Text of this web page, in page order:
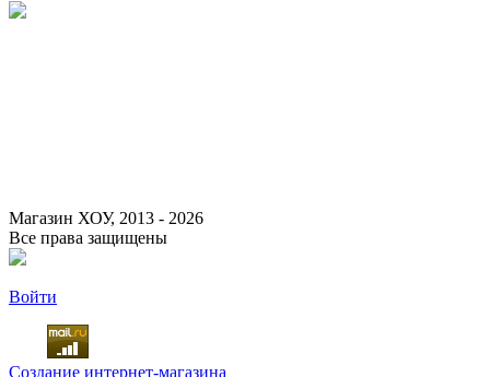
Магазин ХОУ, 2013 - 2026
Все права защищены
Войти
Создание интернет-магазина